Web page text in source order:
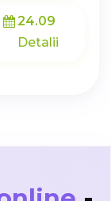
24.09
Detalii